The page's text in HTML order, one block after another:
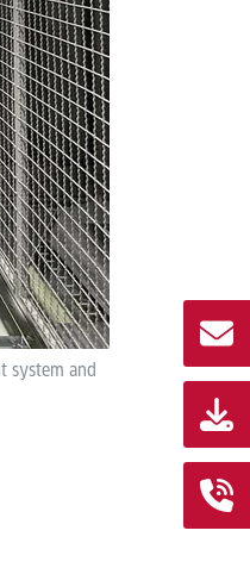
system and